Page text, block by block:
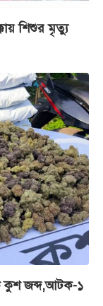
শিশুর মৃত্যু
কুশ জব্দ,আটক-১